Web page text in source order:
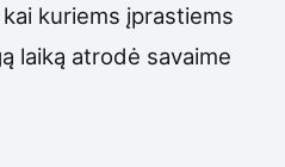
kuriems įprastiems
laiką atrodė savaime